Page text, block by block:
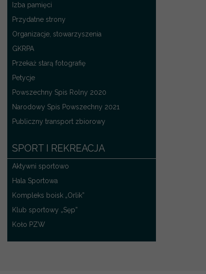
Izba pamięci
Przydatne strony
Organizacje, stowarzyszenia
GKRPA
Przekaż starą fotografię
Petycje
Powszechny Spis Rolny 2020
Narodowy Spis Powszechny 2021
Publiczny transport zbiorowy
SPORT I REKREACJA
Aktywni sportowo
Hala Sportowa
Kompleks boisk „Orlik”
Klub sportowy „Sęp”
Koło PZW